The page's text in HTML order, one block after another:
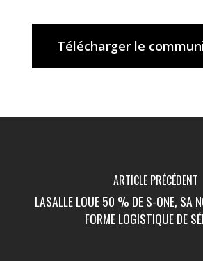
Télécharger le
ARTICLE PRÉCÉDENT
LASALLE LOUE 50 % DE S-ONE, SA
FORME LOGISTIQUE DE